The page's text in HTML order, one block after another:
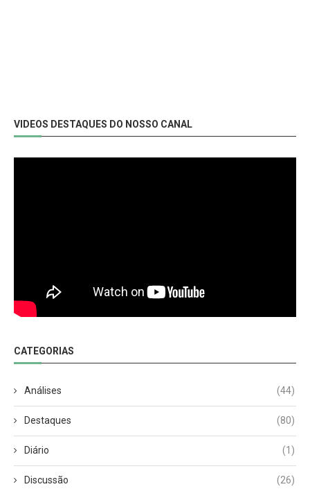
VIDEOS DESTAQUES DO NOSSO CANAL
CATEGORIAS
Análises (44)
Destaques (80)
Diário (1)
Discussão (26)